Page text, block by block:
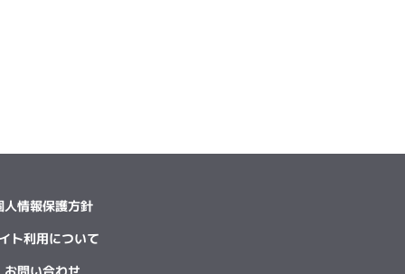
人情報保護方針
ト利用について
お問い合わせ